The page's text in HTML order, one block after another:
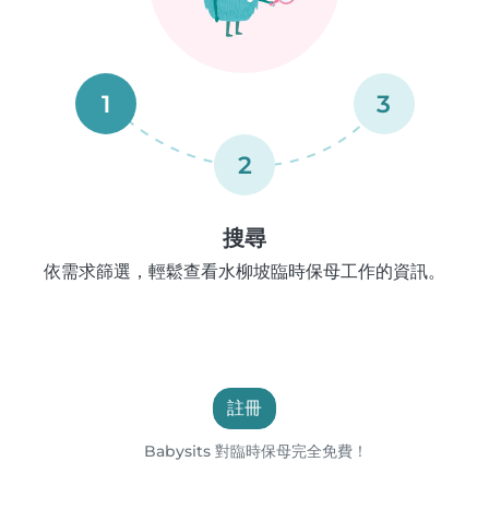
1
2
3
搜尋
依需求篩選，輕鬆查看水柳坡臨時保母工作的資訊。
註冊
Babysits 對臨時保母完全免費！